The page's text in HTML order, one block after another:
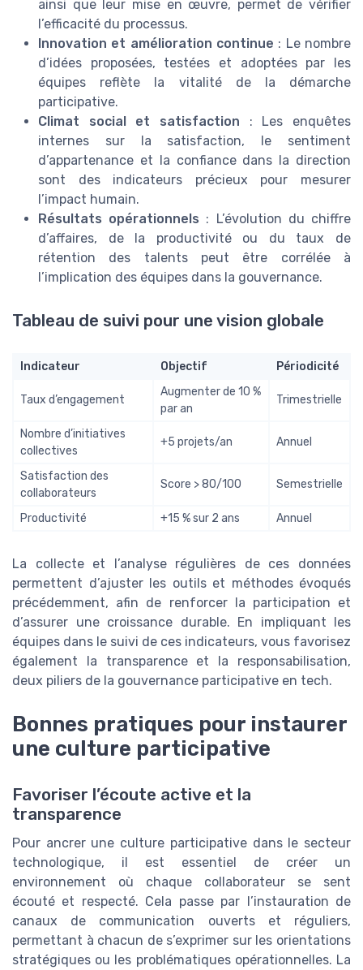
ainsi que leur mise en œuvre, permet de vérifier
l’efficacité du processus.
Innovation et amélioration continue : Le nombre
d’idées proposées, testées et adoptées par les
équipes reflète la vitalité de la démarche
participative.
Climat social et satisfaction : Les enquêtes
internes sur la satisfaction, le sentiment
d’appartenance et la confiance dans la direction
sont des indicateurs précieux pour mesurer
l’impact humain.
Résultats opérationnels : L’évolution du chiffre
d’affaires, de la productivité ou du taux de
rétention des talents peut être corrélée à
l’implication des équipes dans la gouvernance.
Tableau de suivi pour une vision globale
Indicateur Objectif Périodicité
Taux d’engagement
Augmenter de 10 %
par an
Trimestrielle
Nombre d’initiatives
collectives
+5 projets/an Annuel
Satisfaction des
collaborateurs
Score > 80/100 Semestrielle
Productivité +15 % sur 2 ans Annuel
La collecte et l’analyse régulières de ces données
permettent d’ajuster les outils et méthodes évoqués
précédemment, afin de renforcer la participation et
d’assurer une croissance durable. En impliquant les
équipes dans le suivi de ces indicateurs, vous favorisez
également la transparence et la responsabilisation,
deux piliers de la gouvernance participative en tech.
Bonnes pratiques pour instaurer
une culture participative
Favoriser l’écoute active et la
transparence
Pour ancrer une culture participative dans le secteur
technologique, il est essentiel de créer un
environnement où chaque collaborateur se sent
écouté et respecté. Cela passe par l’instauration de
canaux de communication ouverts et réguliers,
permettant à chacun de s’exprimer sur les orientations
stratégiques ou les problématiques opérationnelles. La